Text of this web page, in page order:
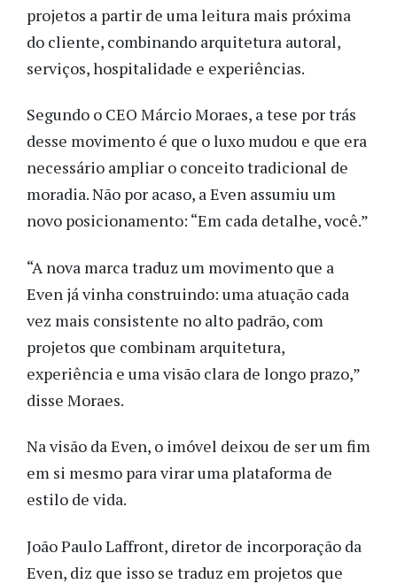
projetos a partir de uma leitura mais próxima
do cliente, combinando arquitetura autoral,
serviços, hospitalidade e experiências.
Segundo o CEO Márcio Moraes, a tese por trás
desse movimento é que o luxo mudou e que era
necessário ampliar o conceito tradicional de
moradia. Não por acaso, a Even assumiu um
novo posicionamento: “Em cada detalhe, você.”
“A nova marca traduz um movimento que a
Even já vinha construindo: uma atuação cada
vez mais consistente no alto padrão, com
projetos que combinam arquitetura,
experiência e uma visão clara de longo prazo,”
disse Moraes.
Na visão da Even, o imóvel deixou de ser um fim
em si mesmo para virar uma plataforma de
estilo de vida.
João Paulo Laffront, diretor de incorporação da
Even, diz que isso se traduz em projetos que